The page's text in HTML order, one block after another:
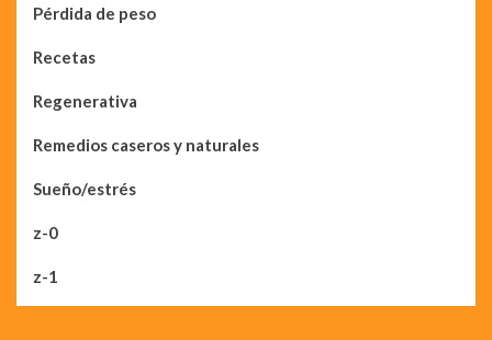
Pérdida de peso
Recetas
Regenerativa
Remedios caseros y naturales
Sueño/estrés
z-0
z-1